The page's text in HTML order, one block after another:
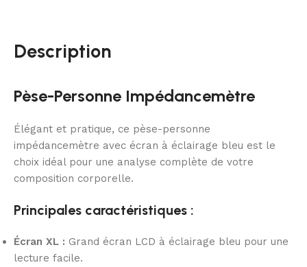
Description
Pèse-Personne Impédancemètre
Élégant et pratique, ce pèse-personne
impédancemètre avec écran à éclairage bleu est le
choix idéal pour une analyse complète de votre
composition corporelle.
Principales caractéristiques :
Écran XL : Grand écran LCD à éclairage bleu pour une
lecture facile.